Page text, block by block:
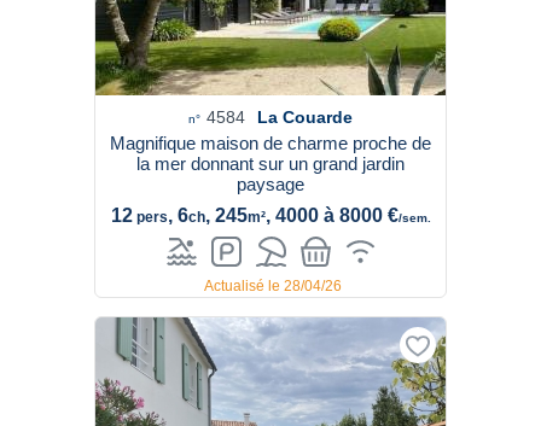
n° 4584 La Couarde
Magnifique maison de charme proche de
la mer donnant sur un grand jardin
paysage
12pers, 6ch, 245m², 4000 à 8000 €/sem.
Actualisé le 28/04/26